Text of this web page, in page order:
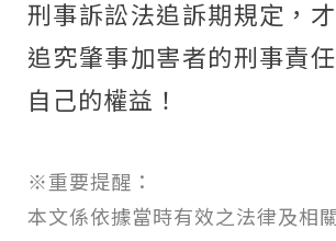
刑事訴訟法追訴期規定，
追究肇事加害者的刑事責
自己的權益！
※重要提醒：
本文係依據當時有效之法律及相